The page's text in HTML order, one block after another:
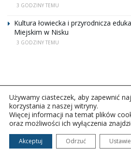
3 GODZINY TEMU
Kultura łowiecka i przyrodnicza
Miejskim w Nisku
3 GODZINY TEMU
Copyright © 2026Polskie Radio
Wszelkie prawa zastrzeżone.
Używamy ciasteczek, aby zapewnić
korzystania z naszej witryny.
Więcej informacji na temat plików
oraz możliwości ich wyłączenia
Akceptuj Odrzuć